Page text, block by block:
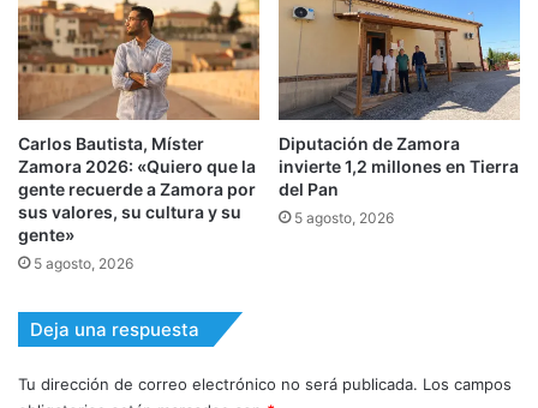
Carlos Bautista, Míster
Zamora 2026: «Quiero que la
gente recuerde a Zamora por
sus valores, su cultura y su
gente»
5 agosto, 2026
Diputación de Zamora
invierte 1,2 millones en Tierra
del Pan
5 agosto, 2026
Deja una respuesta
Tu dirección de correo electrónico no será publicada. Los campos